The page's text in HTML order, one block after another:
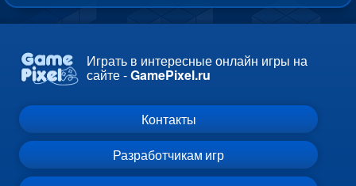
Играть в интересные онлайн игры на
сайте -GamePixel.ru
Контакты
Разработчикам игр